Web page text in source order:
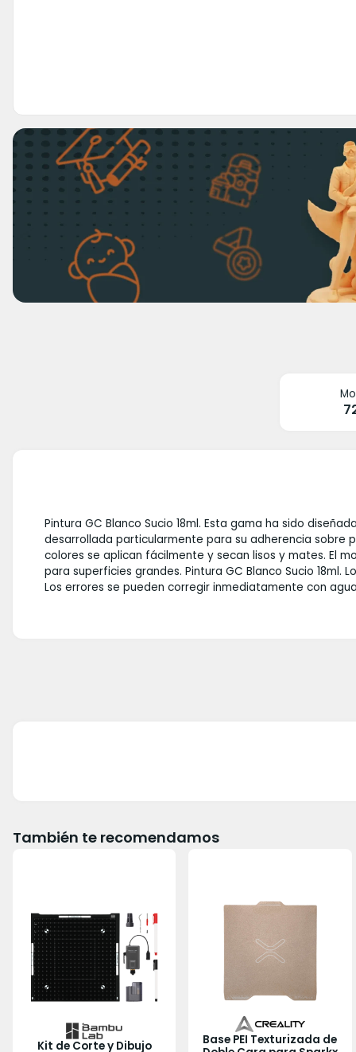
Pintura GC Blanco Sucio 18ml. Esta gama ha sido
desarrollada particularmente para su adherencia sobre
colores se aplican fácilmente y secan lisos y mates. El
para superficies grandes. Pintura GC Blanco Sucio
Los errores se pueden corregir inmediatamente con
También te recomendamos
Kit de Corte y Dibujo
Base PEI Texturizada de